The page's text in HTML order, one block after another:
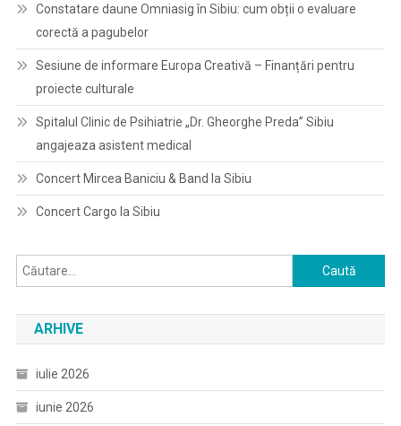
Constatare daune Omniasig în Sibiu: cum obții o evaluare
corectă a pagubelor
Sesiune de informare Europa Creativă – Finanțări pentru
proiecte culturale
Spitalul Clinic de Psihiatrie „Dr. Gheorghe Preda” Sibiu
angajeaza asistent medical
Concert Mircea Baniciu & Band la Sibiu
Concert Cargo la Sibiu
Caută
după:
ARHIVE
iulie 2026
iunie 2026